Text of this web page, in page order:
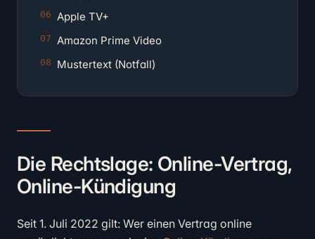
Apple TV+
Amazon Prime Video
Mustertext (Notfall)
Die Rechtslage: Online-Vertrag,
Online-Kündigung
Seit 1. Juli 2022 gilt: Wer einen Vertrag online